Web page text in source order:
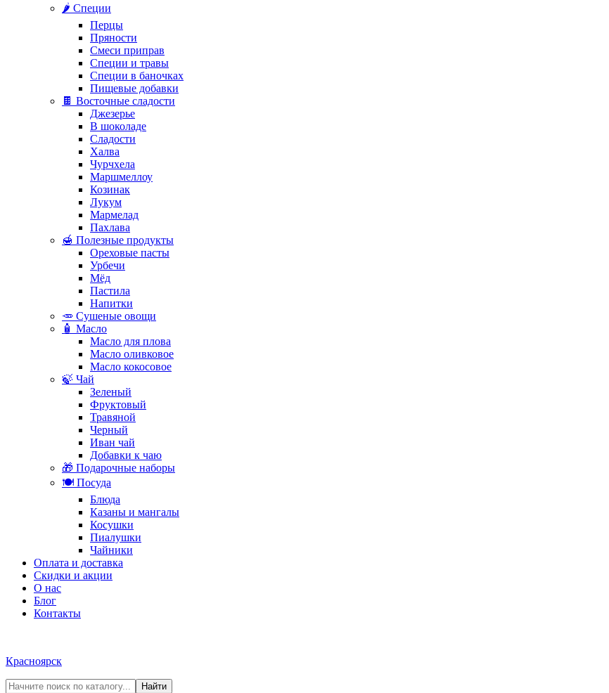
🌶️ Специи
Перцы
Пряности
Смеси приправ
Специи и травы
Специи в баночках
Пищевые добавки
🍫 Восточные сладости
Джезерье
В шоколаде
Сладости
Халва
Чурчхела
Маршмеллоу
Козинак
Лукум
Мармелад
Пахлава
🍯 Полезные продукты
Ореховые пасты
Урбечи
Мёд
Пастила
Напитки
🥕 Сушеные овощи
🧴 Масло
Масло для плова
Масло оливковое
Масло кокосовое
🍃 Чай
Зеленый
Фруктовый
Травяной
Черный
Иван чай
Добавки к чаю
🎁 Подарочные наборы
🍽️ Посуда
Блюда
Казаны и мангалы
Косушки
Пиалушки
Чайники
Оплата и доставка
Скидки и акции
О нас
Блог
Контакты
Красноярск
Найти